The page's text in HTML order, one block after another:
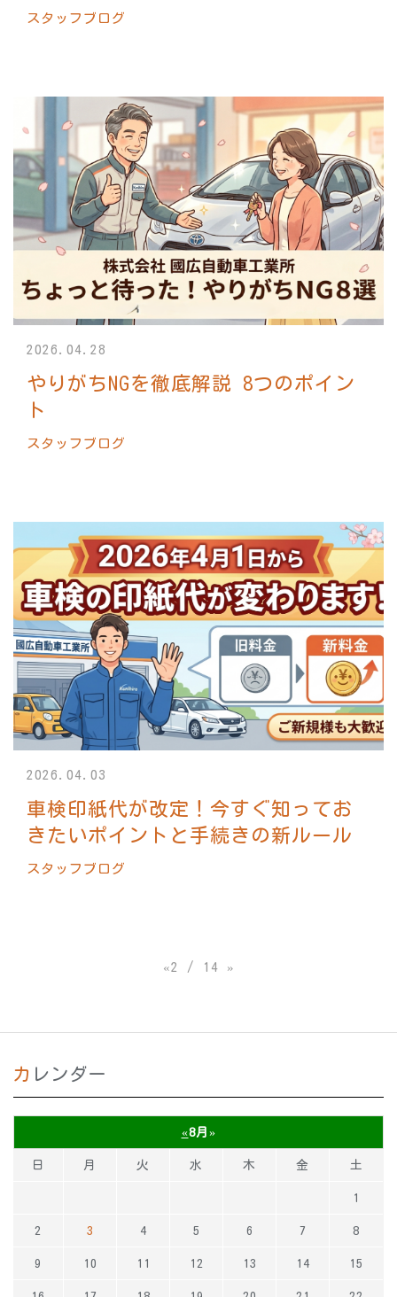
スタッフブログ
やりがちNGを徹底解説 8つのポイン
ト
2026.04.28
スタッフブログ
車検印紙代が改定！今すぐ知ってお
きたいポイントと手続きの新ルール
2026.04.03
スタッフブログ
«2 / 14 »
カレンダー
«8月 »
日 月 火 水 木 金 土
1
2 3 4 5 6 7 8
9 10 11 12 13 14 15